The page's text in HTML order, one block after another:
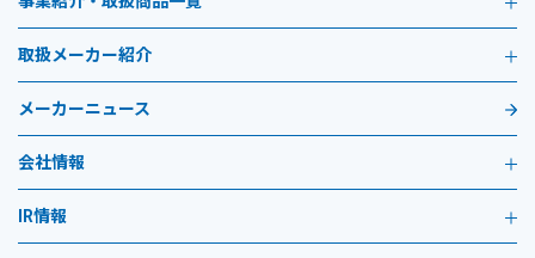
取扱メーカー紹介
メーカーニュース
会社情報
IR情報